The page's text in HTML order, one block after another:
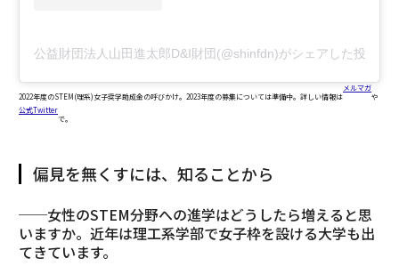
公益財団法人山田進太郎D&I財団(@shinfdn)がシェアした投稿
2022年度のSTEM(理系)女子奨学助成金の呼びかけ。2023年度の募集については準備中。詳しい情報は
メルマガ
や
公式Twitter
で。
偏見を無くすには、知ることから
──女性のSTEM分野への進学はどうしたら増えると思
いますか。近年は理工系学部で女子枠を設ける大学も出
てきています。